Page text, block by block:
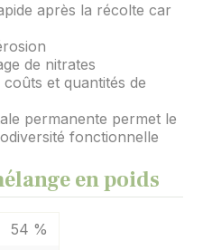
après la récolte car
de nitrates
et quantités de
permanente permet le
fonctionnelle
en poids
54 %